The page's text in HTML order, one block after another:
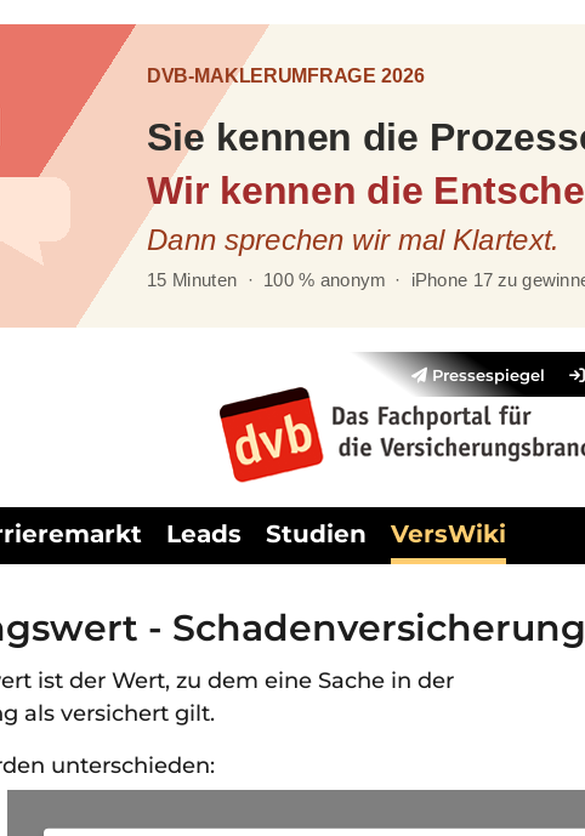
Pressespiegel
Leads Studien VersWiki
- Schadenversicherung
ist der Wert, zu dem eine Sache in der
als versichert gilt.
unterschieden: